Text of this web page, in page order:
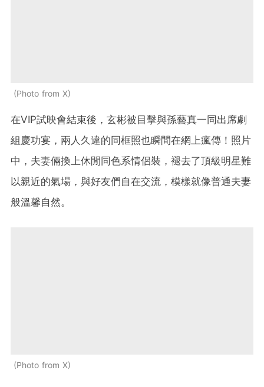
Photo from X
在VIP試映會結束後，玄彬被目擊與孫藝真一同出席劇
組慶功宴，兩人久違的同框照也瞬間在網上瘋傳！照片
中，夫妻倆換上休閒同色系情侶裝，褪去了頂級明星難
以親近的氣場，與好友們自在交流，模樣就像普通夫妻
般溫馨自然。
Photo from X